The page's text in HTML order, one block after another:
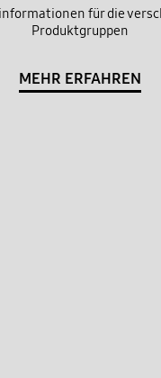
für die
Produktgruppen
MEHR ERFAHREN